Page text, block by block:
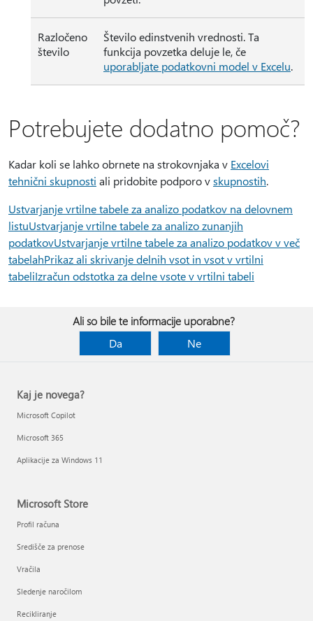
Razločeno
število
Število edinstvenih vrednosti. Ta
funkcija povzetka deluje le, če
uporabljate podatkovni model v Excelu.
Potrebujete dodatno pomoč?
Kadar koli se lahko obrnete na strokovnjaka v Excelovi
tehnični skupnosti ali pridobite podporo vskupnostih.
Ustvarjanje vrtilne tabele za analizo podatkov na delovnem
listuUstvarjanje vrtilne tabele za analizo zunanjih
podatkovUstvarjanje vrtilne tabele za analizo podatkov v več
tabelahPrikaz ali skrivanje delnih vsot in vsot v vrtilni
tabeliIzračun odstotka za delne vsote v vrtilni tabeli
Ali so bile te informacije uporabne?
Da
Ne
Kaj je novega?
Microsoft Copilot
Microsoft 365
Aplikacije za Windows 11
Microsoft Store
Profil računa
Središče za prenose
Vračila
Sledenje naročilom
Recikliranje